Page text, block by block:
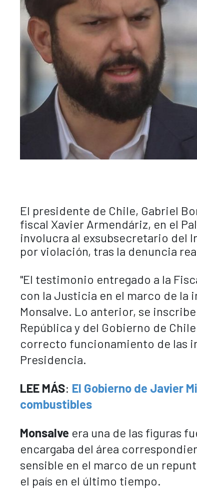
El presidente de Chile, Gabriel
fiscal Xavier Armendáriz, en el
involucra al exsubsecretario del
por violación, tras la denuncia
"El testimonio entregado a la
con la Justicia en el marco de la
Monsalve. Lo anterior, se
República y del Gobierno de
correcto funcionamiento de las
Presidencia.
LEE MÁS: El Gobierno de Javier
combustibles
Monsalve era una de las figuras
encargaba del área
sensible en el marco de un
el país en el último tiempo.